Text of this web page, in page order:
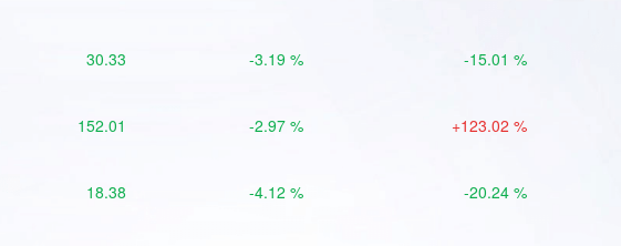
30.33 -3.19 % -15.01 %
152.01 -2.97 % +123.02 %
18.38 -4.12 % -20.24 %